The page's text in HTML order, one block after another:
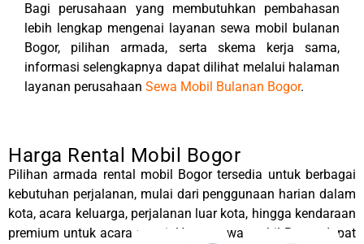
Bagi perusahaan yang membutuhkan pembahasan
lebih lengkap mengenai layanan sewa mobil bulanan
Bogor, pilihan armada, serta skema kerja sama,
informasi selengkapnya dapat dilihat melalui halaman
layanan perusahaan Sewa Mobil Bulanan Bogor.
Harga Rental Mobil Bogor
Pilihan armada rental mobil Bogor tersedia untuk berbagai
kebutuhan perjalanan, mulai dari penggunaan harian dalam
kota, acara keluarga, perjalanan luar kota, hingga kendaraan
premium untuk acara resmi. Harga sewa mobil Bogor dapat